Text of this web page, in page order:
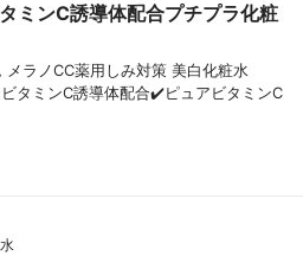
ミンC誘導体配合プチプラ化粧
ノCC薬用しみ対策 美白化粧水
ミンC誘導体配合✔️ピュアビタミンC